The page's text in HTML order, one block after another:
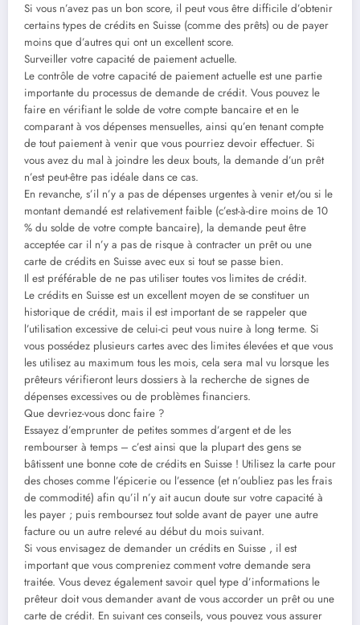
Si vous n’avez pas un bon score, il peut vous être difficile d’obtenir
certains types de crédits en Suisse (comme des prêts) ou de payer
moins que d’autres qui ont un excellent score.
Surveiller votre capacité de paiement actuelle.
Le contrôle de votre capacité de paiement actuelle est une partie
importante du processus de demande de crédit. Vous pouvez le
faire en vérifiant le solde de votre compte bancaire et en le
comparant à vos dépenses mensuelles, ainsi qu’en tenant compte
de tout paiement à venir que vous pourriez devoir effectuer. Si
vous avez du mal à joindre les deux bouts, la demande d’un prêt
n’est peut-être pas idéale dans ce cas.
En revanche, s’il n’y a pas de dépenses urgentes à venir et/ou si le
montant demandé est relativement faible (c’est-à-dire moins de 10
% du solde de votre compte bancaire), la demande peut être
acceptée car il n’y a pas de risque à contracter un prêt ou une
carte de crédits en Suisse avec eux si tout se passe bien.
Il est préférable de ne pas utiliser toutes vos limites de crédit.
Le crédits en Suisse est un excellent moyen de se constituer un
historique de crédit, mais il est important de se rappeler que
l’utilisation excessive de celui-ci peut vous nuire à long terme. Si
vous possédez plusieurs cartes avec des limites élevées et que vous
les utilisez au maximum tous les mois, cela sera mal vu lorsque les
prêteurs vérifieront leurs dossiers à la recherche de signes de
dépenses excessives ou de problèmes financiers.
Que devriez-vous donc faire ?
Essayez d’emprunter de petites sommes d’argent et de les
rembourser à temps – c’est ainsi que la plupart des gens se
bâtissent une bonne cote de crédits en Suisse ! Utilisez la carte pour
des choses comme l’épicerie ou l’essence (et n’oubliez pas les frais
de commodité) afin qu’il n’y ait aucun doute sur votre capacité à
les payer ; puis remboursez tout solde avant de payer une autre
facture ou un autre relevé au début du mois suivant.
Si vous envisagez de demander un crédits en Suisse , il est
important que vous compreniez comment votre demande sera
traitée. Vous devez également savoir quel type d’informations le
prêteur doit vous demander avant de vous accorder un prêt ou une
carte de crédit. En suivant ces conseils, vous pouvez vous assurer